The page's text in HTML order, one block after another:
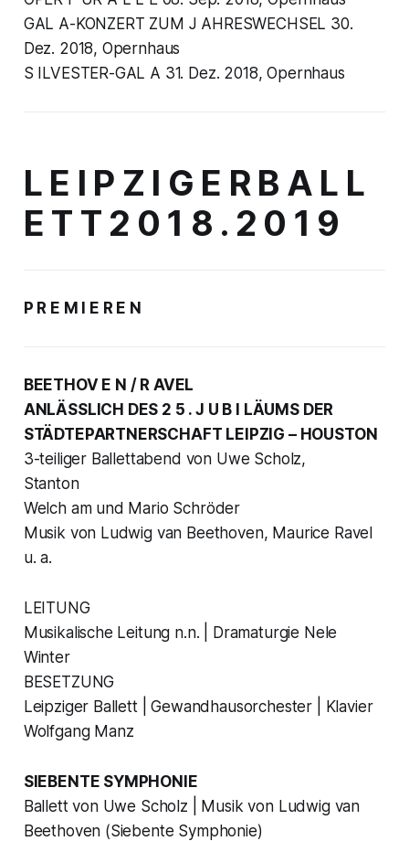
GAL A-KONZERT ZUM J AHRESWECHSEL 30.
Dez. 2018, Opernhaus
S ILVESTER-GAL A 31. Dez. 2018, Opernhaus
L E I P Z I G E R B A L L
E T T 2 0 1 8 . 2 0 1 9
P R E M I E R E N
BEETHOV E N / R AVEL
ANLÄSSLICH DES 2 5 . J U B I LÄUMS DER
STÄDTEPARTNERSCHAFT LEIPZIG – HOUSTON
3-teiliger Ballettabend von Uwe Scholz,
Stanton
Welch am und Mario Schröder
Musik von Ludwig van Beethoven, Maurice Ravel
u. a.
LEITUNG
Musikalische Leitung n.n. | Dramaturgie Nele
Winter
BESETZUNG
Leipziger Ballett | Gewandhausorchester | Klavier
Wolfgang Manz
SIEBENTE SYMPHONIE
Ballett von Uwe Scholz | Musik von Ludwig van
Beethoven (Siebente Symphonie)